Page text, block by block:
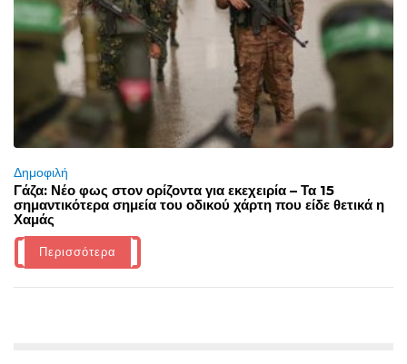
Δημοφιλή
Γάζα: Νέο φως στον ορίζοντα για εκεχειρία – Τα 15
σημαντικότερα σημεία του οδικού χάρτη που είδε θετικά η
Χαμάς
Περισσότερα